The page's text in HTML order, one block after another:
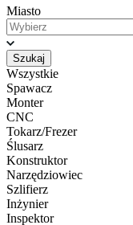
Miasto
Szukaj
Wszystkie
Spawacz
Monter
CNC
Tokarz/Frezer
Ślusarz
Konstruktor
Narzędziowiec
Szlifierz
Inżynier
Inspektor